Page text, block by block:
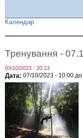
Календар
Тренування -
03/10/2023 - 20:13
Дата: 07/10/2023 - 10:00 до